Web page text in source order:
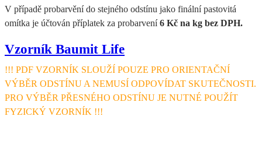
V případě probarvění do stejného odstínu jako finální pastovitá
omítka je účtován příplatek za probarvení6 Kč na kg bez DPH.
Vzorník Baumit Life
!!! PDF VZORNÍK SLOUŽÍ POUZE PRO ORIENTAČNÍ
VÝBĚR ODSTÍNU A NEMUSÍ ODPOVÍDAT SKUTEČNOSTI.
PRO VÝBĚR PŘESNÉHO ODSTÍNU JE NUTNÉ POUŽÍT
FYZICKÝ VZORNÍK !!!